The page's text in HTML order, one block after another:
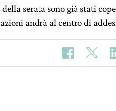
serata sono già stati
andrà al centro di